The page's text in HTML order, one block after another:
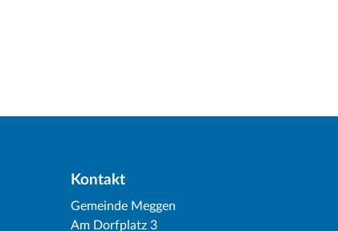
Kontakt
Gemeinde Meggen
Am Dorfplatz 3